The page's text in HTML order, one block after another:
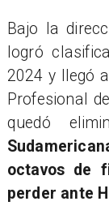
Bajo la
logró
2024 y llegó
Profesional
quedó
octavos de
perder ante